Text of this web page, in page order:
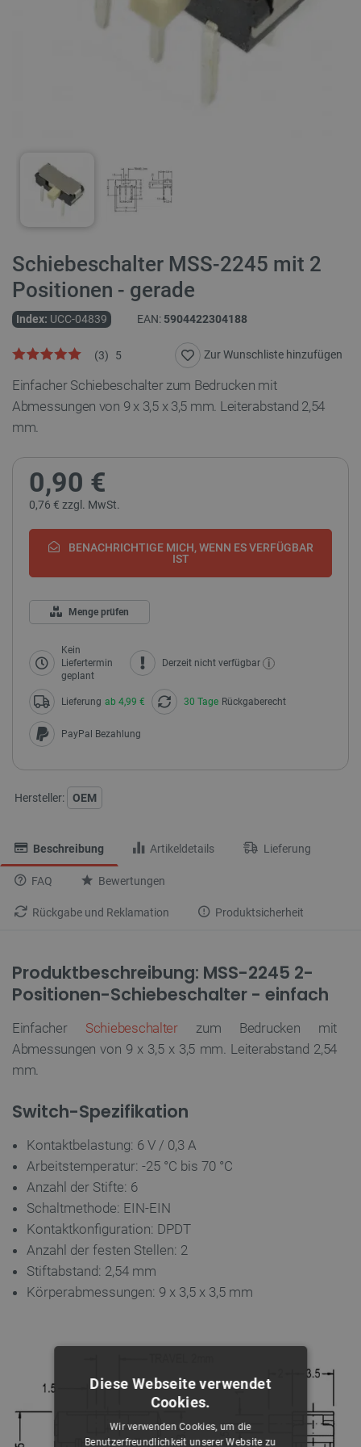
Schiebeschalter MSS-2245 mit 2
Positionen - gerade
Index: UCC-04839 EAN: 5904422304188
5
(3) Zur Wunschliste hinzufügen
Einfacher Schiebeschalter zum Bedrucken mit
Abmessungen von 9 x 3,5 x 3,5 mm. Leiterabstand 2,54
mm.
0,90 €
0,76 € zzgl. MwSt.
BENACHRICHTIGE MICH, WENN ES VERFÜGBAR
IST
Menge prüfen
Kein
Liefertermin
geplant
Derzeit nicht verfügbar i
Lieferung ab 4,99 € 30 Tage Rückgaberecht
PayPal Bezahlung
Hersteller: OEM
Beschreibung Artikeldetails Lieferung
FAQ Bewertungen
Rückgabe und Reklamation Produktsicherheit
Produktbeschreibung: MSS-2245 2-
Positionen-Schiebeschalter - einfach
Einfacher Schiebeschalterzum Bedrucken mit
Abmessungen von 9 x 3,5 x 3,5 mm. Leiterabstand 2,54
mm.
Switch-Spezifikation
Kontaktbelastung: 6 V / 0,3 A
Arbeitstemperatur: -25 °C bis 70 °C
Anzahl der Stifte: 6
Schaltmethode: EIN-EIN
Kontaktkonfiguration: DPDT
Anzahl der festen Stellen: 2
Stiftabstand: 2,54 mm
Körperabmessungen: 9 x 3,5 x 3,5 mm
Diese Webseite verwendet
Cookies.
Wir verwenden Cookies, um die
Benutzerfreundlichkeit unserer Website zu